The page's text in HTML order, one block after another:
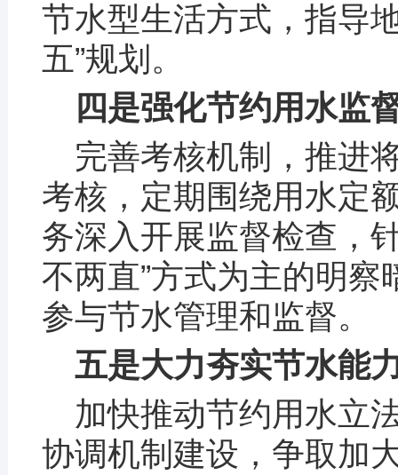
节水型生活方式，指导
五”规划。
四是强化节约用水监
完善考核机制，推进
考核，定期围绕用水定
务深入开展监督检查，
不两直”方式为主的明
参与节水管理和监督。
五是大力夯实节水能
加快推动节约用水立
协调机制建设，争取加